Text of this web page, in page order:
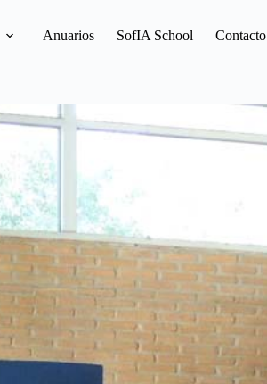
Anuarios SofIA School Contacto